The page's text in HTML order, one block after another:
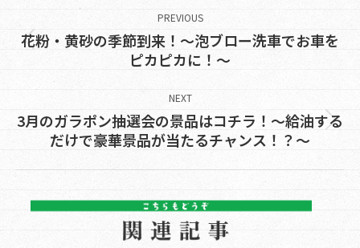
navigation
PREVIOUS
Previous
post:
花粉・黄砂の季節到来！～泡ブロー洗車でお車を
ピカピカに！～
NEXT
Next
post:
3月のガラポン抽選会の景品はコチラ！～給油する
だけで豪華景品が当たるチャンス！？～